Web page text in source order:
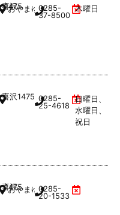
喜沢
1475
おやまゆうえんハーヴェストウ
0285-
37-8500
木曜日
喜沢1475 0285-
25-4618
日曜日、
水曜日、
祝日
喜沢
1475
おやまゆうえんハーヴェストウ
0285-
20-1533